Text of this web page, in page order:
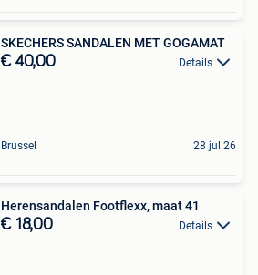
SKECHERS SANDALEN MET GOGAMAT
€ 40,00 Details
Brussel 28 jul 26
Herensandalen Footflexx, maat 41
€ 18,00 Details